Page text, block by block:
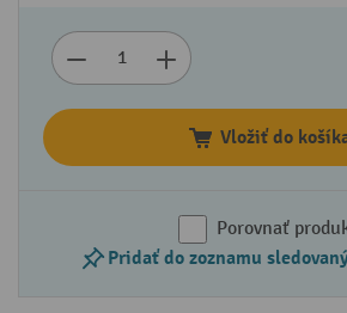
Vložiť do
Porovnať
Pridať do zoznamu